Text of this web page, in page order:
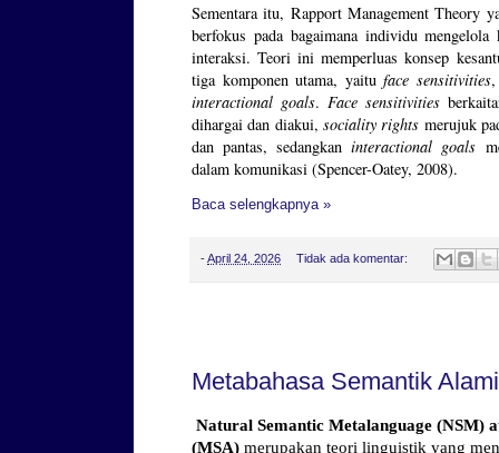
Sementara itu, Rapport Management Theory
berfokus pada bagaimana individu
interaksi. Teori ini memperluas konsep
tiga komponen utama, yaituface sensitivities
interactional goals. Face sensitivities
dihargai dan diakui,sociality rights merujuk
dan pantas, sedangkaninteractional goals
dalam komunikasi (Spencer-Oatey, 2008).
Baca selengkapnya »
-April 24, 2026 Tidak ada komentar:
Metabahasa Semantik
Natural Semantic Metalanguage (NSM)
(MSA) merupakan teori linguistik yang